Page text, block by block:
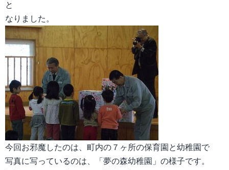
と
なりました。
今回お邪魔したのは、町内の７ヶ所の保育園と幼稚園で
写真に写っているのは、「夢の森幼稚園」の様子です。